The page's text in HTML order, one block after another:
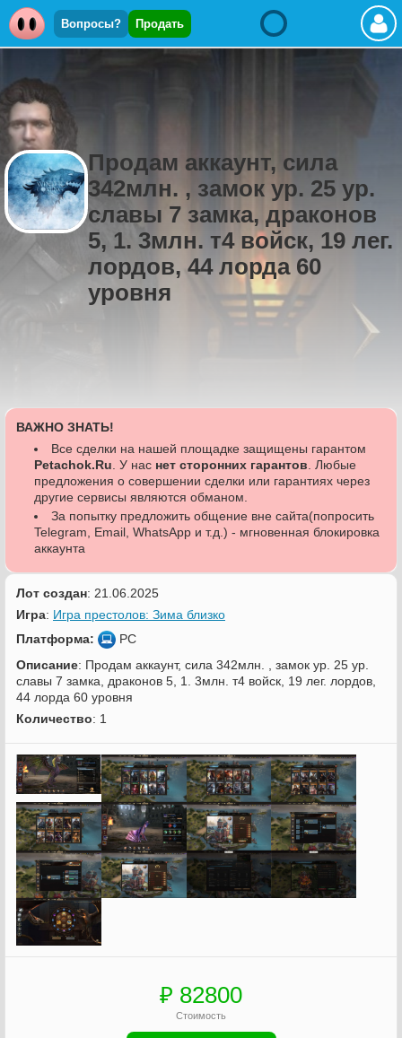
Вопросы? Продать
Продам аккаунт, сила
342млн. , замок ур. 25 ур.
славы 7 замка, драконов
5, 1. 3млн. т4 войск, 19 лег.
лордов, 44 лорда 60
уровня
ВАЖНО ЗНАТЬ!
Все сделки на нашей площадке защищены гарантом
Petachok.Ru . У нас нет сторонних гарантов . Любые
предложения о совершении сделки или гарантиях через
другие сервисы являются обманом.
За попытку предложить общение вне сайта(попросить
Telegram, Email, WhatsApp и т.д.) - мгновенная блокировка
аккаунта
Лот создан: 21.06.2025
Игра: Игра престолов: Зима близко
Платформа:
PC
Описание: Продам аккаунт, сила 342млн. , замок ур. 25 ур.
славы 7 замка, драконов 5, 1. 3млн. т4 войск, 19 лег. лордов,
44 лорда 60 уровня
Количество: 1
₽ 82800
Стоимость